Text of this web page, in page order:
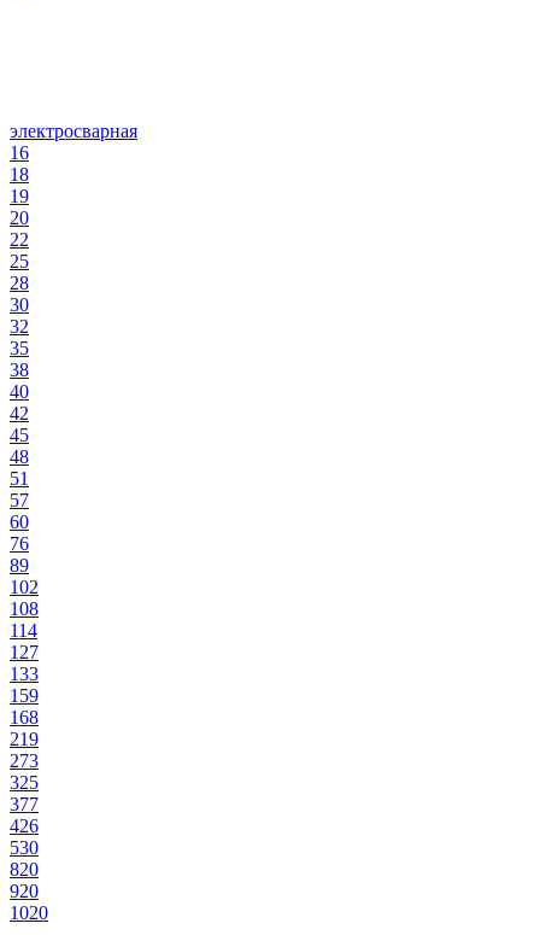
электросварная
16
18
19
20
22
25
28
30
32
35
38
40
42
45
48
51
57
60
76
89
102
108
114
127
133
159
168
219
273
325
377
426
530
820
920
1020